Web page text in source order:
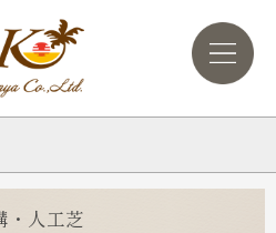
・人工芝